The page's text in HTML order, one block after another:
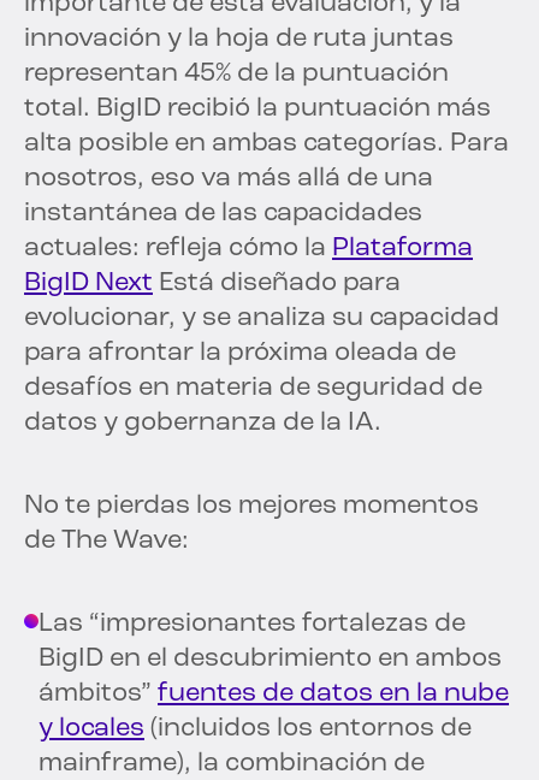
innovación y la hoja de ruta juntas
representan 45% de la puntuación
total. BigID recibió la puntuación más
alta posible en ambas categorías. Para
nosotros, eso va más allá de una
instantánea de las capacidades
actuales: refleja cómo la Plataforma
BigID Next Está diseñado para
evolucionar, y se analiza su capacidad
para afrontar la próxima oleada de
desafíos en materia de seguridad de
datos y gobernanza de la IA.
No te pierdas los mejores momentos
de The Wave:
Las “impresionantes fortalezas de
BigID en el descubrimiento en ambos
ámbitos” fuentes de datos en la nube
y locales (incluidos los entornos de
mainframe), la combinación de